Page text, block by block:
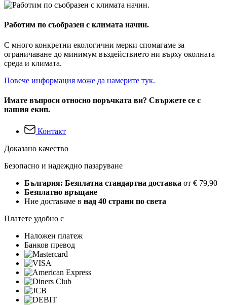
Работим по съобразен с климата начин.
С много конкретни екологични мерки спомагаме за
ограничаване до минимум въздействието ни върху околната
среда и климата.
Повече информация може да намерите тук.
Имате въпроси относно поръчката ви? Свържете се с
нашия екип.
Контакт
Доказано качество
Безопасно и надеждно пазаруване
България: Безплатна стандартна доставка от € 79,90
Безплатно връщане
Ние доставяме в над 40 страни по света
Платете удобно с
Наложен платеж
Банков превод